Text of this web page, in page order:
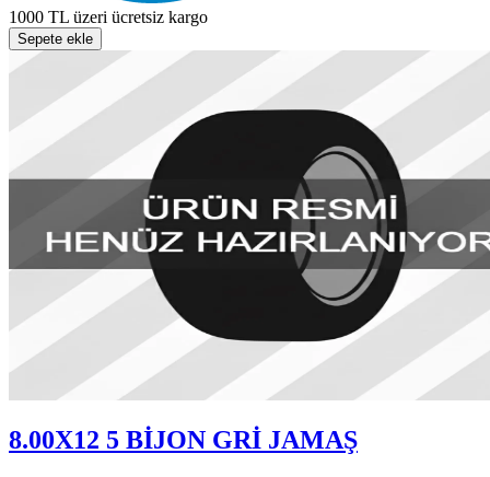
1000 TL üzeri ücretsiz kargo
Sepete ekle
8.00X12 5 BİJON GRİ JAMAŞ